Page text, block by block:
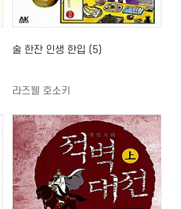
술 한잔 인생 한입 (5)
라즈웰 호소키